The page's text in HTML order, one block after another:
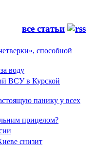
все статьи
способной
воду
ВСУ в Курской
панику у всех
прицелом?
снизит